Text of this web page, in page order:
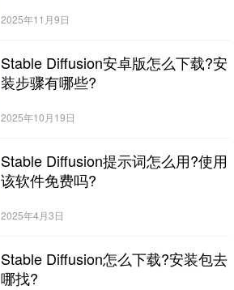
2025年11月9日
Stable Diffusion安卓版怎么下载?安
装步骤有哪些?
2025年10月19日
Stable Diffusion提示词怎么用?使用
该软件免费吗?
2025年4月3日
Stable Diffusion怎么下载?安装包去
哪找?